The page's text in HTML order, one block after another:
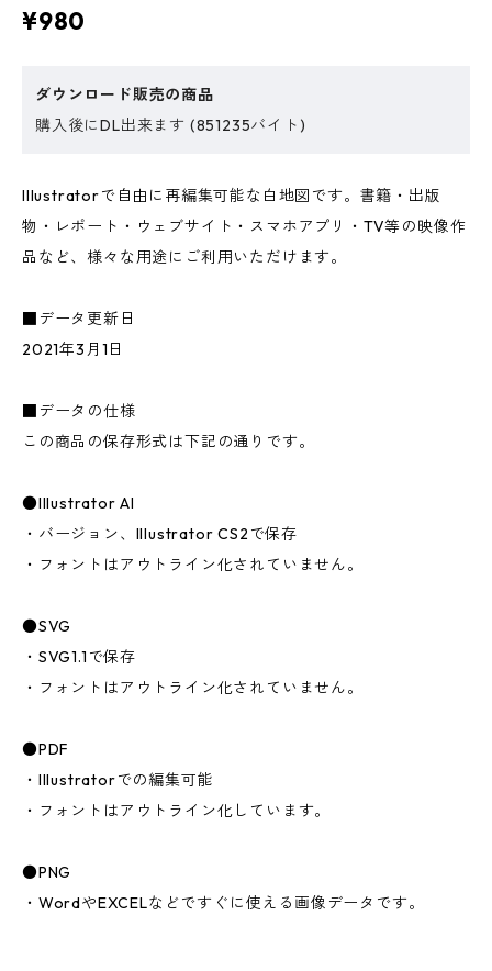
¥980
ダウンロード販売の商品
購入後にDL出来ます (851235バイト)
Illustratorで自由に再編集可能な白地図です。書籍・出版
物・レポート・ウェブサイト・スマホアプリ・TV等の映像作
品など、様々な用途にご利用いただけます。
■データ更新日
2021年3月1日
■データの仕様
この商品の保存形式は下記の通りです。
●Illustrator AI
・バージョン、Illustrator CS2で保存
・フォントはアウトライン化されていません。
●SVG
・SVG1.1で保存
・フォントはアウトライン化されていません。
●PDF
・Illustratorでの編集可能
・フォントはアウトライン化しています。
●PNG
・WordやEXCELなどですぐに使える画像データです。